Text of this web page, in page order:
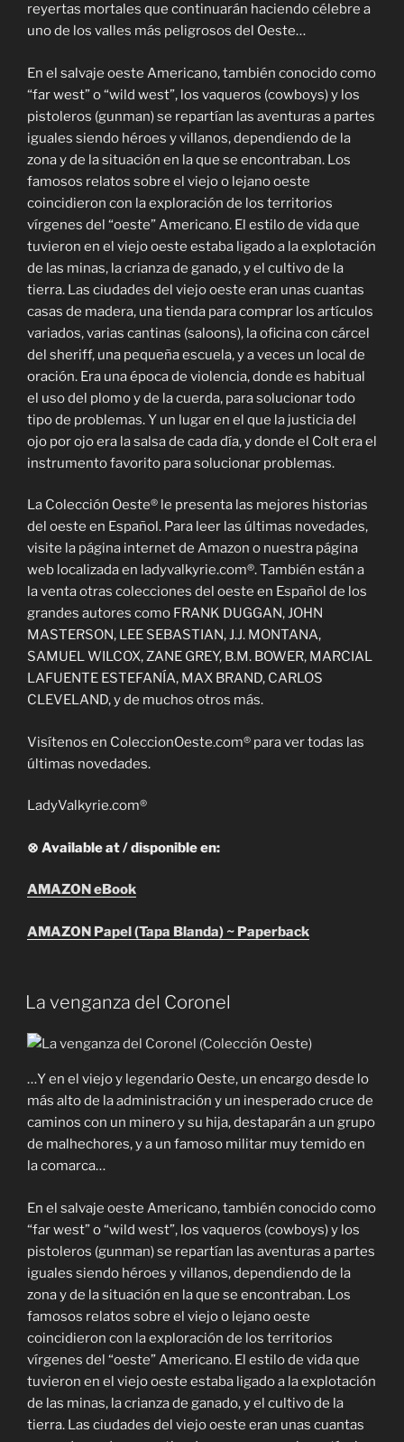
reyertas mortales que continuarán haciendo célebre a
uno de los valles más peligrosos del Oeste…
En el salvaje oeste Americano, también conocido como
“far west” o “wild west”, los vaqueros (cowboys) y los
pistoleros (gunman) se repartían las aventuras a partes
iguales siendo héroes y villanos, dependiendo de la
zona y de la situación en la que se encontraban. Los
famosos relatos sobre el viejo o lejano oeste
coincidieron con la exploración de los territorios
vírgenes del “oeste” Americano. El estilo de vida que
tuvieron en el viejo oeste estaba ligado a la explotación
de las minas, la crianza de ganado, y el cultivo de la
tierra. Las ciudades del viejo oeste eran unas cuantas
casas de madera, una tienda para comprar los artículos
variados, varias cantinas (saloons), la oficina con cárcel
del sheriff, una pequeña escuela, y a veces un local de
oración. Era una época de violencia, donde es habitual
el uso del plomo y de la cuerda, para solucionar todo
tipo de problemas. Y un lugar en el que la justicia del
ojo por ojo era la salsa de cada día, y donde el Colt era el
instrumento favorito para solucionar problemas.
La Colección Oeste® le presenta las mejores historias
del oeste en Español. Para leer las últimas novedades,
visite la página internet de Amazon o nuestra página
web localizada en ladyvalkyrie.com®. También están a
la venta otras colecciones del oeste en Español de los
grandes autores como FRANK DUGGAN, JOHN
MASTERSON, LEE SEBASTIAN, J.J. MONTANA,
SAMUEL WILCOX, ZANE GREY, B.M. BOWER, MARCIAL
LAFUENTE ESTEFANÍA, MAX BRAND, CARLOS
CLEVELAND, y de muchos otros más.
Visítenos en ColeccionOeste.com® para ver todas las
últimas novedades.
LadyValkyrie.com®
⊗ Available at / disponible en:
AMAZON eBook
AMAZON Papel (Tapa Blanda) ~ Paperback
La venganza del Coronel
…Y en el viejo y legendario Oeste, un encargo desde lo
más alto de la administración y un inesperado cruce de
caminos con un minero y su hija, destaparán a un grupo
de malhechores, y a un famoso militar muy temido en
la comarca…
En el salvaje oeste Americano, también conocido como
“far west” o “wild west”, los vaqueros (cowboys) y los
pistoleros (gunman) se repartían las aventuras a partes
iguales siendo héroes y villanos, dependiendo de la
zona y de la situación en la que se encontraban. Los
famosos relatos sobre el viejo o lejano oeste
coincidieron con la exploración de los territorios
vírgenes del “oeste” Americano. El estilo de vida que
tuvieron en el viejo oeste estaba ligado a la explotación
de las minas, la crianza de ganado, y el cultivo de la
tierra. Las ciudades del viejo oeste eran unas cuantas